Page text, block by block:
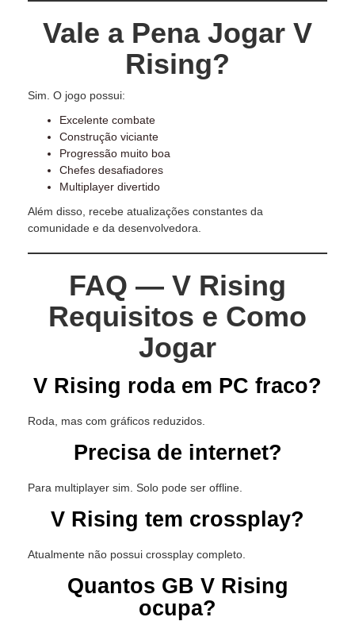
Vale a Pena Jogar V
Rising?
Sim. O jogo possui:
Excelente combate
Construção viciante
Progressão muito boa
Chefes desafiadores
Multiplayer divertido
Além disso, recebe atualizações constantes da
comunidade e da desenvolvedora.
FAQ — V Rising
Requisitos e Como
Jogar
V Rising roda em PC fraco?
Roda, mas com gráficos reduzidos.
Precisa de internet?
Para multiplayer sim. Solo pode ser offline.
V Rising tem crossplay?
Atualmente não possui crossplay completo.
Quantos GB V Rising
ocupa?